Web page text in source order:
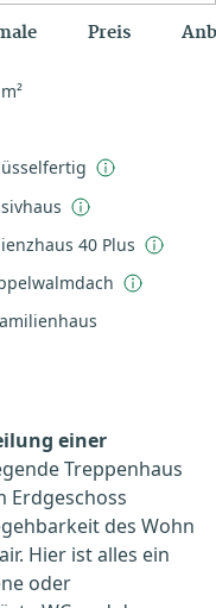
Preis
40 Plus
einer
Treppenhaus
Erdgeschoss
des Wohn
Hier ist alles ein
oder